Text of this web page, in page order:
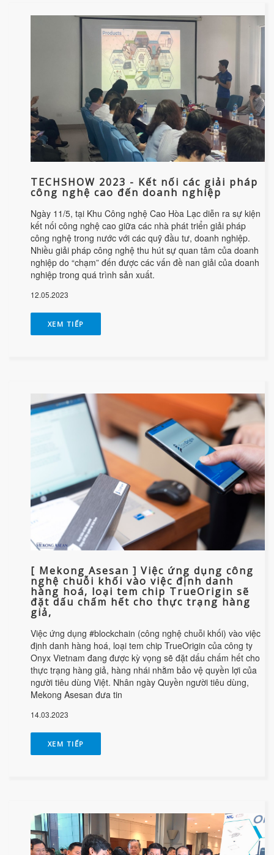
TECHSHOW 2023 - Kết nối các giải pháp
công nghệ cao đến doanh nghiệp
Ngày 11/5, tại Khu Công nghệ Cao Hòa Lạc diễn ra sự kiện
kết nối công nghệ cao giữa các nhà phát triển giải pháp
công nghệ trong nước với các quỹ đầu tư, doanh nghiệp.
Nhiều giải pháp công nghệ thu hút sự quan tâm của doanh
nghiệp do “chạm” đến được các vấn đề nan giải của doanh
nghiệp trong quá trình sản xuất.
12.05.2023
XEM TIẾP
[ Mekong Asesan ] Việc ứng dụng công
nghệ chuỗi khối vào việc định danh
hàng hoá, loại tem chip TrueOrigin sẽ
đặt dấu chấm hết cho thực trạng hàng
giả,
Việc ứng dụng #blockchain (công nghệ chuỗi khối) vào việc
định danh hàng hoá, loại tem chip TrueOrigin của công ty
Onyx Vietnam đang được kỳ vọng sẽ đặt dấu chấm hết cho
thực trạng hàng giả, hàng nhái nhằm bảo vệ quyền lợi của
người tiêu dùng Việt. Nhân ngày Quyền người tiêu dùng,
Mekong Asesan đưa tin
14.03.2023
XEM TIẾP